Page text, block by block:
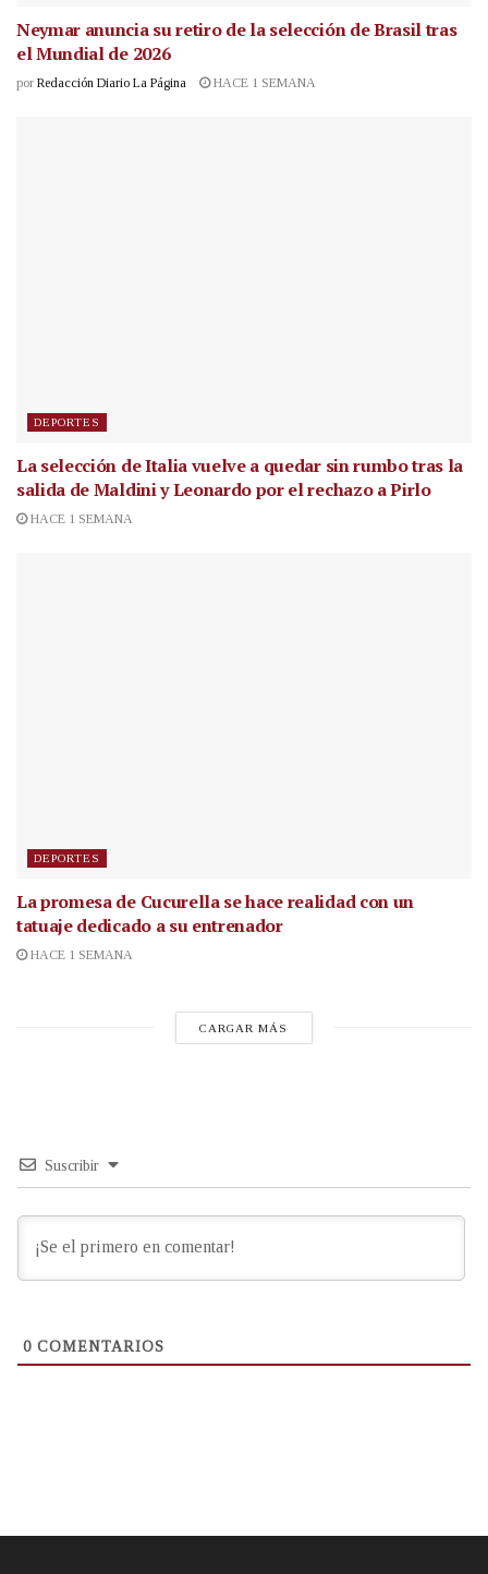
Neymar anuncia su retiro de la selección de Brasil tras
el Mundial de 2026
por Redacción Diario La Página HACE 1 SEMANA
DEPORTES
La selección de Italia vuelve a quedar sin rumbo tras la
salida de Maldini y Leonardo por el rechazo a Pirlo
HACE 1 SEMANA
DEPORTES
La promesa de Cucurella se hace realidad con un
tatuaje dedicado a su entrenador
HACE 1 SEMANA
CARGAR MÁS
Suscribir
0 COMENTARIOS